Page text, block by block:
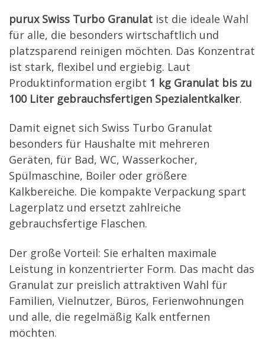
purux Swiss Turbo Granulat ist die ideale Wahl
für alle, die besonders wirtschaftlich und
platzsparend reinigen möchten. Das Konzentrat
ist stark, flexibel und ergiebig. Laut
Produktinformation ergibt 1 kg Granulat bis zu
100 Liter gebrauchsfertigen Spezialentkalker.
Damit eignet sich Swiss Turbo Granulat
besonders für Haushalte mit mehreren
Geräten, für Bad, WC, Wasserkocher,
Spülmaschine, Boiler oder größere
Kalkbereiche. Die kompakte Verpackung spart
Lagerplatz und ersetzt zahlreiche
gebrauchsfertige Flaschen.
Der große Vorteil: Sie erhalten maximale
Leistung in konzentrierter Form. Das macht das
Granulat zur preislich attraktiven Wahl für
Familien, Vielnutzer, Büros, Ferienwohnungen
und alle, die regelmäßig Kalk entfernen
möchten.